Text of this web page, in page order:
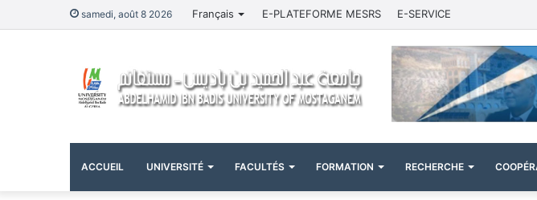
samedi, août 8 2026 Français E-PLATEFORME MESRS E-SERVICE
ACCUEIL UNIVERSITÉ FACULTÉS FORMATION RECHERCHE